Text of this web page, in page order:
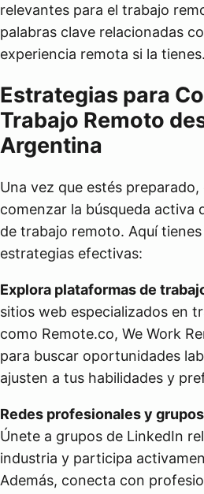
relevantes para el trabajo
palabras clave relacionadas
experiencia remota si la tienes.
Estrategias para
Trabajo Remoto
Argentina
Una vez que estés preparado,
comenzar la búsqueda activa
de trabajo remoto. Aquí
estrategias efectivas:
Explora plataformas de
sitios web especializados en
como Remote.co, We Work
para buscar oportunidades
ajusten a tus habilidades y
Redes profesionales y
Únete a grupos de LinkedIn
industria y participa
Además, conecta con